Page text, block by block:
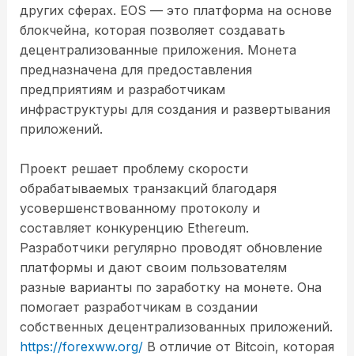
других сферах. EOS — это платформа на основе
блокчейна, которая позволяет создавать
децентрализованные приложения. Монета
предназначена для предоставления
предприятиям и разработчикам
инфраструктуры для создания и развертывания
приложений.
Проект решает проблему скорости
обрабатываемых транзакций благодаря
усовершенствованному протоколу и
составляет конкуренцию Ethereum.
Разработчики регулярно проводят обновление
платформы и дают своим пользователям
разные варианты по заработку на монете. Она
помогает разработчикам в создании
собственных децентрализованных приложений.
https://forexww.org/В отличие от Bitcoin, которая